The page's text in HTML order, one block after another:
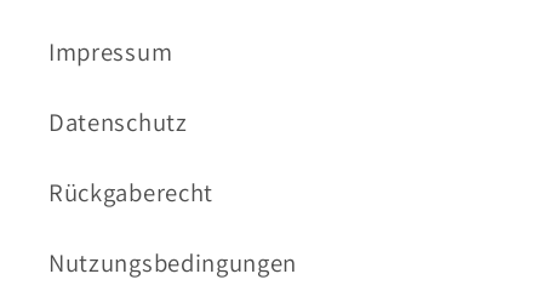
Impressum
Datenschutz
Rückgaberecht
Nutzungsbedingungen